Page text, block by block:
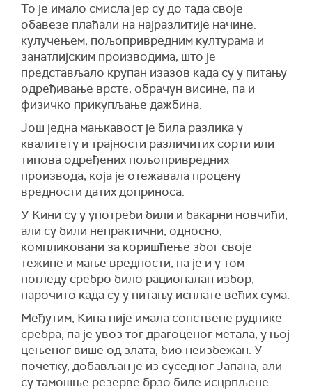
То је имало смисла јер су до тада своје
обавезе плаћали на најразлитије начине:
кулучењем, пољопривредним културама и
занатлијским производима, што је
представљало крупан изазов када су у питању
одређивање врсте, обрачун висине, па и
физичко прикупљање дажбина.
Још једна мањкавост је била разлика у
квалитету и трајности различитих сорти или
типова одређених пољопривредних
производа, која је отежавала процену
вредности датих доприноса.
У Кини су у употреби били и бакарни новчићи,
али су били непрактични, односно,
компликовани за коришћење због своје
тежине и мање вредности, па је и у том
погледу сребро било рационалан избор,
нарочито када су у питању исплате већих сума.
Међутим, Кина није имала сопствене руднике
сребра, па је увоз тог драгоценог метала, у њој
цењеног више од злата, био неизбежан. У
почетку, добављан је из суседног Јапана, али
су тамошње резерве брзо биле исцрпљене.